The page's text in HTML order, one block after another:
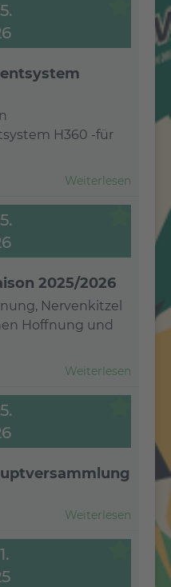
Weiterlesen
H360 -für
Weiterlesen
2025/2026
Nervenkitzel
Hoffnung und
Weiterlesen